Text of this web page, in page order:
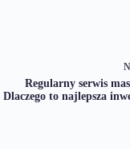
Regularny serwis
Dlaczego to najlepsza